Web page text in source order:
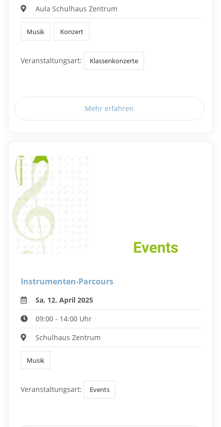
Aula Schulhaus Zentrum
Musik Konzert
Veranstaltungsart: Klassenkonzerte
Mehr erfahren
Instrumenten-Parcours
Sa, 12. April 2025
09:00 - 14:00 Uhr
Schulhaus Zentrum
Musik
Veranstaltungsart: Events